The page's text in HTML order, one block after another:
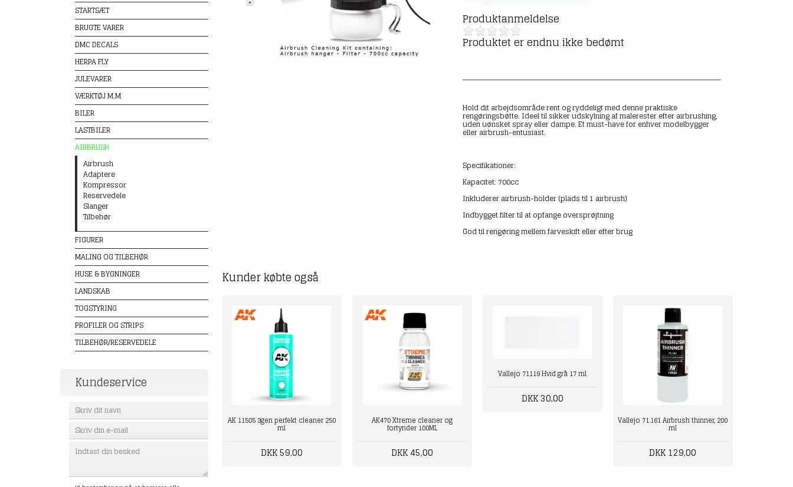
STARTSÆT
BRUGTE VARER
DMC DECALS
HERPA FLY
JULEVARER
VÆRKTØJ M.M
BILER
LASTBILER
AIRBRUSH
Airbrush
Adaptere
Kompressor
Reservedele
Slanger
Tilbehør
FIGURER
MALING OG TILBEHØR
HUSE & BYGNINGER
LANDSKAB
TOGSTYRING
PROFILER OG STRIPS
TILBEHØR/RESERVEDELE
Kundeservice
Produktanmeldelse
Produktet er endnu ikke bedømt
Hold dit arbejdsområde rent og ryddeligt med denne praktiske
rengøringsbøtte. Ideel til sikker udskylning af malerester efter airbrushing,
uden uønsket spray eller dampe. Et must-have for enhver modelbygger
eller airbrush-entusiast.
Specifikationer:
Kapacitet: 700cc
Inkluderer airbrush-holder (plads til 1 airbrush)
Indbygget filter til at opfange oversprøjtning
God til rengøring mellem farveskift eller efter brug
Kunder købte også
AK 11505 3gen perfekt cleaner 250
ml
DKK 59,00
AK470 Xtreme cleaner og
fortynder 100ML
DKK 45,00
Vallejo 71119 Hvid grå 17 ml
DKK 30,00
Vallejo 71.161 Airbrush thinner, 200
ml
DKK 129,00